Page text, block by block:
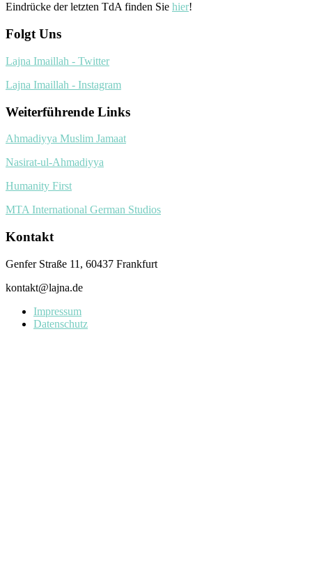
Eindrücke der letzten TdA finden Sie hier!
Folgt Uns
Lajna Imaillah - Twitter
Lajna Imaillah - Instagram
Weiterführende Links
Ahmadiyya Muslim Jamaat
Nasirat-ul-Ahmadiyya
Humanity First
MTA International German Studios
Kontakt
Genfer Straße 11, 60437 Frankfurt
kontakt@lajna.de
Impressum
Datenschutz